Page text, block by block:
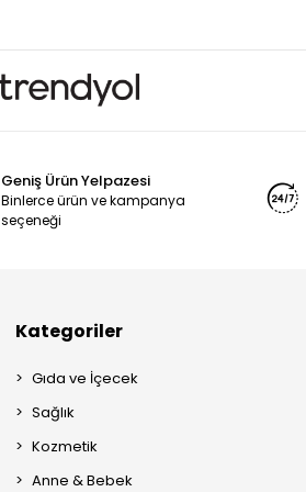
Geniş Ürün Yelpazesi
Binlerce ürün ve kampanya
seçeneği
Kategoriler
Gıda ve İçecek
Sağlık
Kozmetik
Anne & Bebek